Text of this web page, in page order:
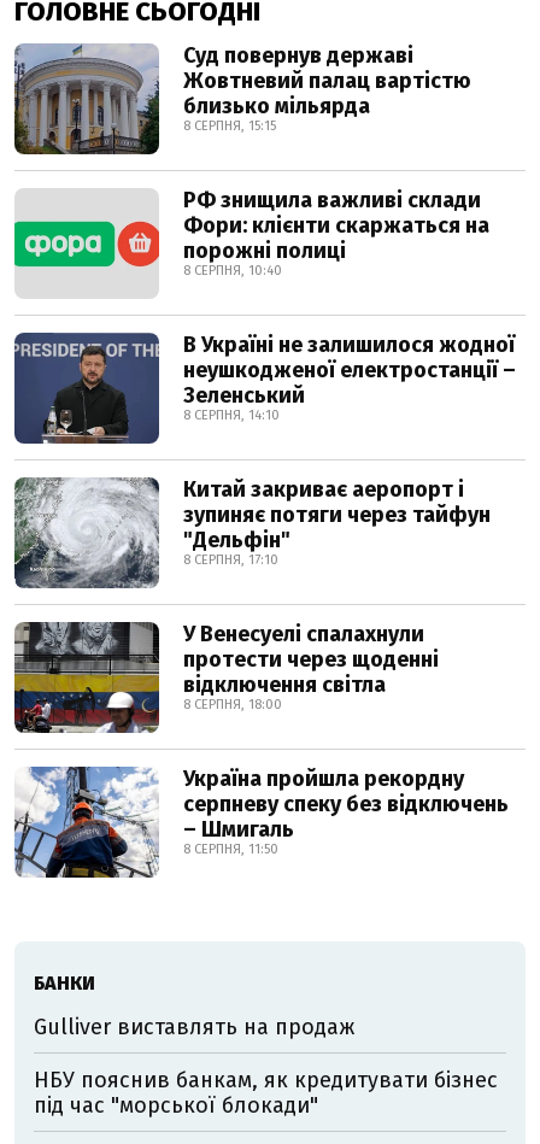
ГОЛОВНЕ СЬОГОДНІ
Суд повернув державі
Жовтневий палац вартістю
близько мільярда
8 СЕРПНЯ, 15:15
РФ знищила важливі склади
Фори: клієнти скаржаться на
порожні полиці
8 СЕРПНЯ, 10:40
В Україні не залишилося жодної
неушкодженої електростанції –
Зеленський
8 СЕРПНЯ, 14:10
Китай закриває аеропорт і
зупиняє потяги через тайфун
"Дельфін"
8 СЕРПНЯ, 17:10
У Венесуелі спалахнули
протести через щоденні
відключення світла
8 СЕРПНЯ, 18:00
Україна пройшла рекордну
серпневу спеку без відключень
– Шмигаль
8 СЕРПНЯ, 11:50
БАНКИ
Gulliver виставлять на продаж
НБУ пояснив банкам, як кредитувати бізнес
під час "морської блокади"